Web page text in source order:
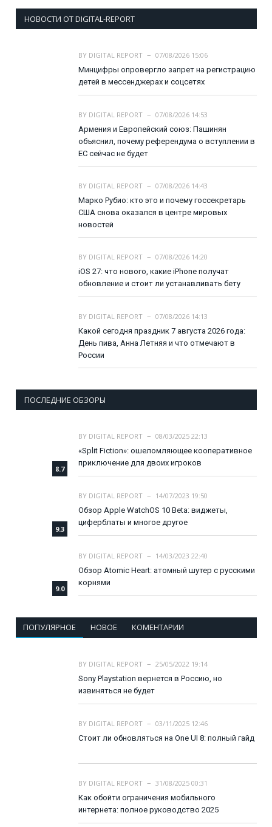
НОВОСТИ ОТ DIGITAL-REPORT
BY DIGITAL REPORT
07/08/2026 15:06
Минцифры опровергло запрет на регистрацию
детей в мессенджерах и соцсетях
BY DIGITAL REPORT
07/08/2026 14:53
Армения и Европейский союз: Пашинян
объяснил, почему референдума о вступлении в
ЕС сейчас не будет
BY DIGITAL REPORT
07/08/2026 14:43
Марко Рубио: кто это и почему госсекретарь
США снова оказался в центре мировых
новостей
BY DIGITAL REPORT
07/08/2026 14:20
iOS 27: что нового, какие iPhone получат
обновление и стоит ли устанавливать бету
BY DIGITAL REPORT
07/08/2026 14:13
Какой сегодня праздник 7 августа 2026 года:
День пива, Анна Летняя и что отмечают в
России
ПОСЛЕДНИЕ ОБЗОРЫ
8.7
BY DIGITAL REPORT
08/03/2025 22:13
«Split Fiction»: ошеломляющее кооперативное
приключение для двоих игроков
9.3
BY DIGITAL REPORT
14/07/2023 19:50
Обзор Apple WatchOS 10 Beta: виджеты,
циферблаты и многое другое
9.0
BY DIGITAL REPORT
14/03/2023 22:40
Обзор Atomic Heart: атомный шутер с русскими
корнями
ПОПУЛЯРНОЕ НОВОЕ КОМЕНТАРИИ
BY DIGITAL REPORT
25/05/2022 19:14
Sony Playstation вернется в Россию, но
извиняться не будет
BY DIGITAL REPORT
03/11/2025 12:46
Стоит ли обновляться на One UI 8: полный гайд
BY DIGITAL REPORT
31/08/2025 00:31
Как обойти ограничения мобильного
интернета: полное руководство 2025